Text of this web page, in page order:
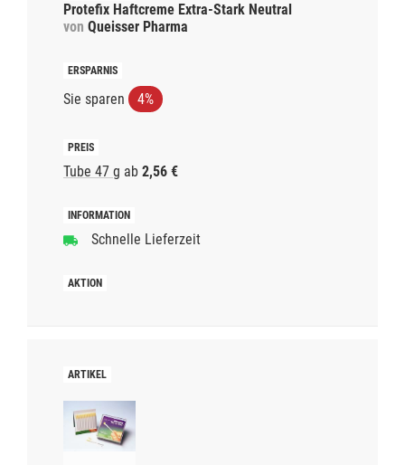
Protefix Haftcreme Extra-Stark Neutral
von Queisser Pharma
Sie sparen 4%
Tube 47 g ab 2,56 €
Schnelle Lieferzeit